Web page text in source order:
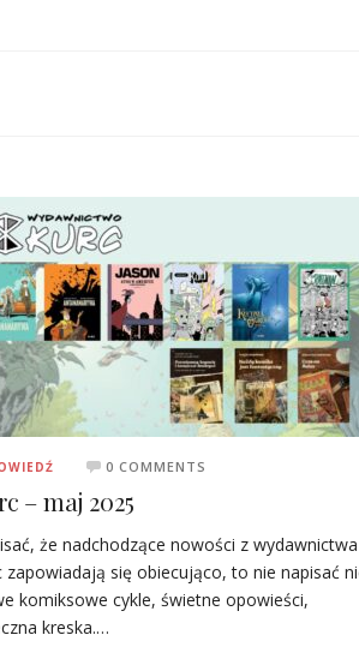
0 COMMENTS
– maj 2025
że nadchodzące nowości z wydawnictwa
zapowiadają się obiecująco, to nie napisać
komiksowe cykle, świetne opowieści,
kreska.…